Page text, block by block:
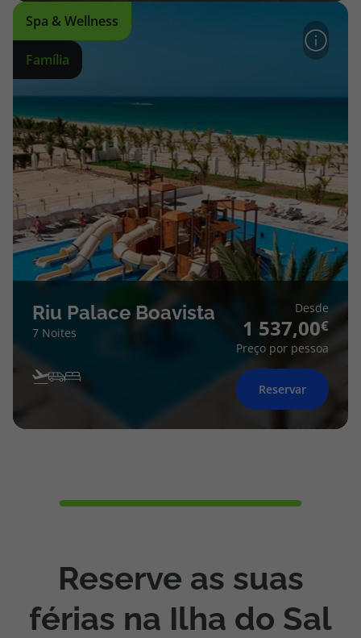
Spa & Wellness
Família
Riu Palace Boavista
7 Noites
Desde
1 537,00
Preço por pessoa
Reservar
Reserve as suas
férias na Ilha do Sal